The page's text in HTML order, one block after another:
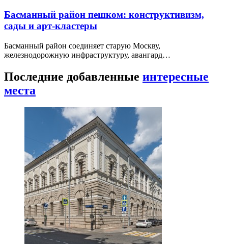
Басманный район пешком: конструктивизм,
сады и арт-кластеры
Басманный район соединяет старую Москву,
железнодорожную инфраструктуру, авангард…
Последние добавленные интересные
места